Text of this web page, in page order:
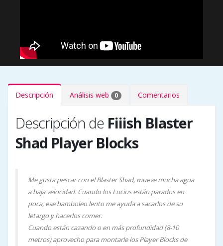
Descripción Análisis web 0 Comentarios
Descripción de Fiiish Blaster
Shad Player Blocks
Me gusta pescar con el Blaster Shad, mueve mucha agua
a baja velocidad. Cuando los Lucios están parados en
poca, ese bamboleo lento me ayuda a sacarlos de su
letargo y hacerlos comer.
Cuando están cazando o en más profundidad (8-10
metros) aprovecho para montarle los Player Blocks de